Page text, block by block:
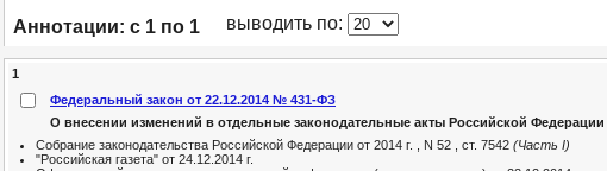
Аннотации: с 1 по 1 выводить по: